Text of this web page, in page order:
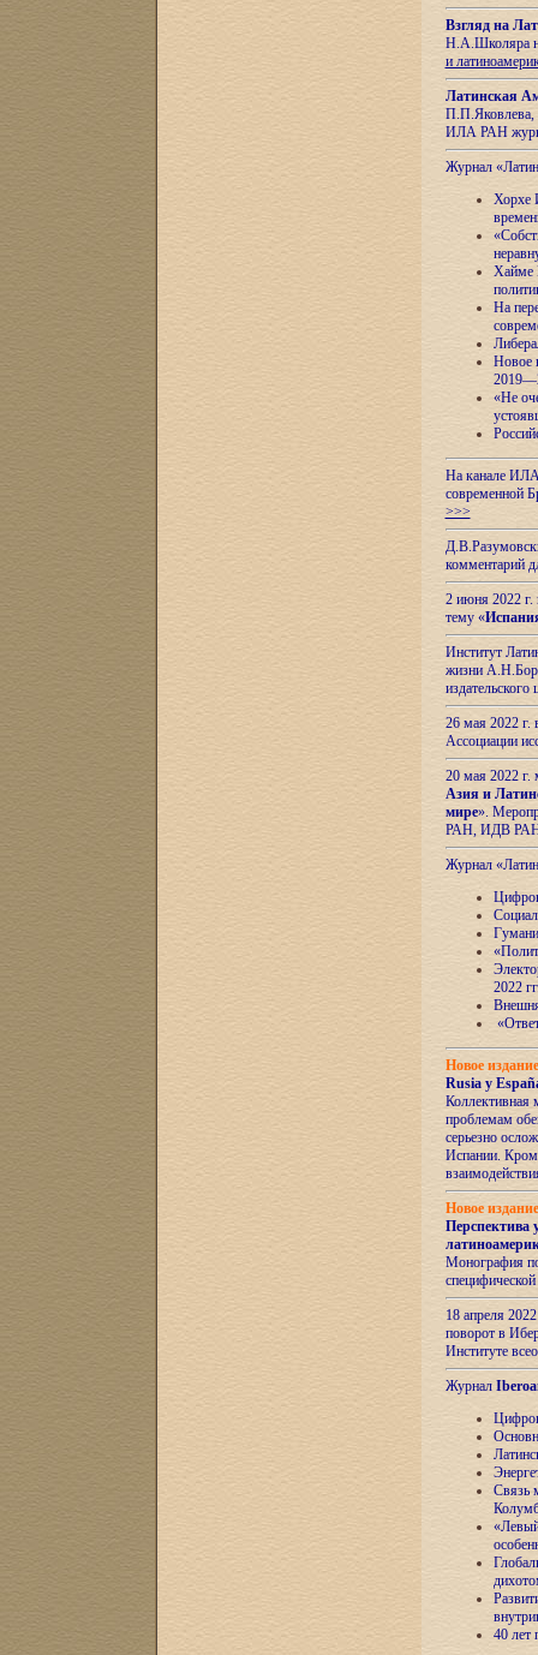
Взгляд на
Н.А.Школяра
и
Латинская
П.П.Яковлева,
ИЛА РАН
Журнал
Хорхе
Хайме
На
Новое
«Не
На канале ИЛА
современной
>>>
комментарий
2 июня 2022 г.
тему «
Институт
жизни
26 мая 2022
Ассоциации
20 мая 2022
Азия и
мире».
РАН, ИДВ
Журнал
2022
Новое
Rusia y
Коллективная
проблемам
серьезно
Испании.
Новое
Перспектива
Монография
18 апреля
поворот в
Институте
Журнал
Связь
40 лет